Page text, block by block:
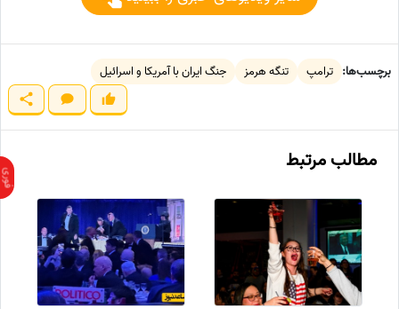
برچسب‌ها: ترامپ تنگه هرمز جنگ ایران با آمریکا و اسرائیل
مطالب مرتبط